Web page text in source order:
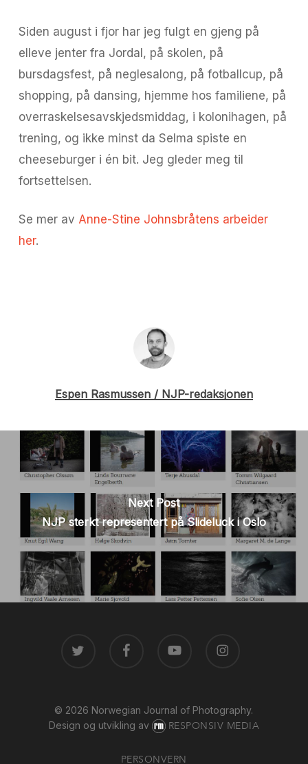
Siden august i fjor har jeg fulgt en gjeng på
elleve jenter fra Jordal, på skolen, på
bursdagsfest, på neglesalong, på fotballcup, på
shopping, på dansing, hjemme hos familiene, på
overraskelsesavskjedsmiddag, i kolonihagen, på
trening, og ikke minst da Selma spiste en
cheeseburger i én bit. Jeg gleder meg til
fortsettelsen.
Se mer av Anne-Stine Johnsbråtens arbeider
her.
Espen Rasmussen / NJP-redaksjonen
Next Post
NJP sterkt representert på Slideluck i Oslo
FACEBOOK
© 2026 Norwegian Journal of Photography.
Design og utvikling av
RESPONSIV MEDIA
PERSONVERN